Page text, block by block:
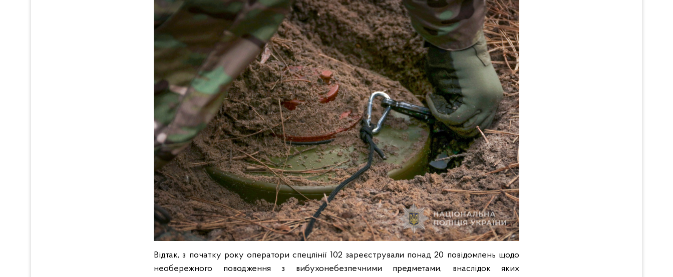
Відтак, з початку року оператори спецлінії 102 зареєстрували понад 20 повідомлень щодо
необережного поводження з вибухонебезпечними предметами, внаслідок яких